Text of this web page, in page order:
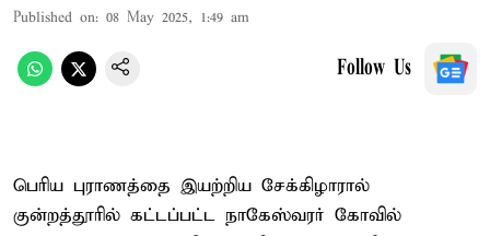
Published on: 08 May 2025, 1:49 am
Follow Us
பெரிய புராணத்தை இயற்றிய சேக்கிழாரால்
குன்றத்தூரில் கட்டப்பட்ட நாகேஸ்வரர் கோவில்